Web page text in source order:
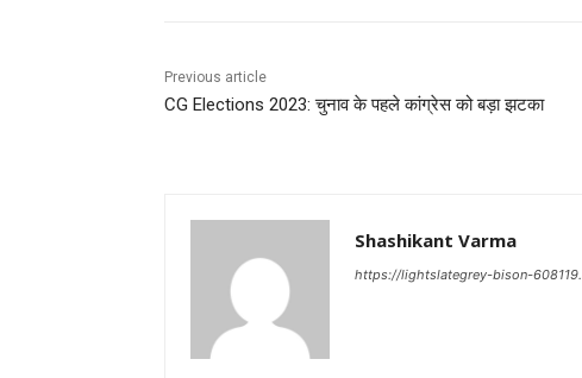
Previous article
CG Elections 2023: चुनाव के पहले कांग्रेस को बड़ा झटका
Shashikant Varma
https://lightslategrey-bison-